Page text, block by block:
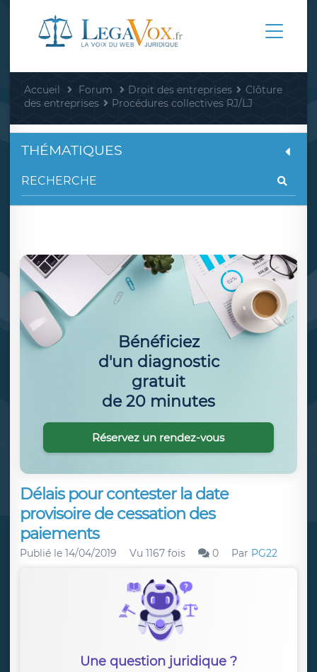
Accueil Forum Droit des entreprises
Clôture
des entreprises
Procédures collectives RJ/LJ
Délais pour contester la date
provisoire de cessation des
paiements
Publié le 14/04/2019 Vu 1167 fois 0 Par PG22
Une question juridique ?
THÉMATIQUES
Bénéficiez
d'un diagnostic
gratuit
de 20 minutes
Réservez un rendez-vous